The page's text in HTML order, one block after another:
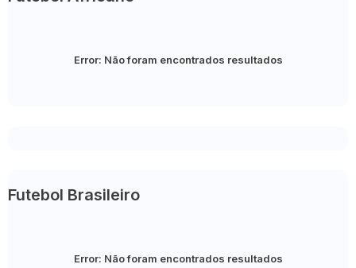
Error: Não foram encontrados resultados
Futebol Brasileiro
Error: Não foram encontrados resultados